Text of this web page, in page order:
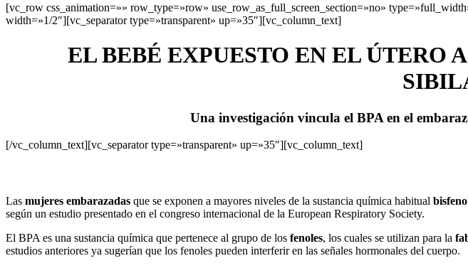
[vc_row css_animation=»» row_type=»row» use_row_as_full_screen_section=»no»
width=»1/2″][vc_separator type=»transparent» up=»35″][vc_column_text]
EL BEBÉ EXPUESTO EN EL ÚTERO
Una investigación vincula el BPA en el
[/vc_column_text][vc_separator type=»transparent» up=»35″][vc_column_text]
Las mujeres embarazadas que se exponen a mayores niveles de la sustancia química habitual
según un estudio presentado en el congreso internacional de la European Respiratory Society.
El BPA es una sustancia química que pertenece al grupo de los fenoles, los cuales se utilizan para la
estudios anteriores ya sugerían que los fenoles pueden interferir en las señales hormonales del cuerpo.